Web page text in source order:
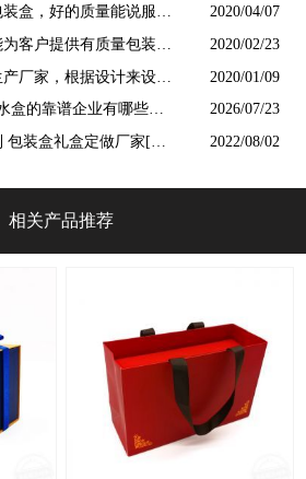
定制一站式服务厂家
盒，好的质量能说服消
2020/04/07
客户提供有质量包装的
2020/02/23
厂家，根据设计来设定
2020/01/09
盒的靠谱企业有哪些：
2026/07/23
2022/08/02
相关产品推荐